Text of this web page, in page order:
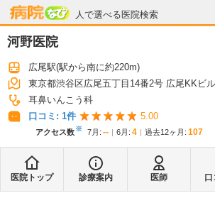
人で選べる医院検索
病院なび
河野医院
広尾駅(駅から南に約220m)
東京都渋谷区広尾五丁目14番2号 広尾KKビ
耳鼻いんこう科
口コミ: 1件 5.00
アクセス数※ 7月 : -- 6月 : 4 過去12ヶ月: 107
医院トップ 診療案内 医師